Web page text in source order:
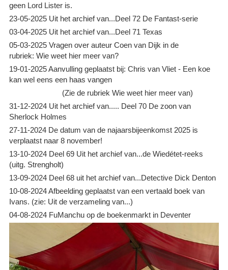
geen Lord Lister is.
23-05-2025 Uit het archief van...Deel 72 De Fantast-serie
03-04-2025 Uit het archief van...Deel 71 Texas
05-03-2025 Vragen over auteur Coen van Dijk in de
rubriek: Wie weet hier meer van?
19-01-2025 Aanvulling geplaatst bij: Chris van Vliet - Een koe
kan wel eens een haas vangen
(Zie de rubriek Wie weet hier meer van)
31-12-2024 Uit het archief van..... Deel 70 De zoon van
Sherlock Holmes
27-11-2024 De datum van de najaarsbijeenkomst 2025 is
verplaatst naar 8 november!
13-10-2024 Deel 69 Uit het archief van...de Wiedétet-reeks
(uitg. Strengholt)
13-09-2024 Deel 68 uit het archief van...Detective Dick Denton
10-08-2024 Afbeelding geplaatst van een vertaald boek van
Ivans. (zie: Uit de verzameling van...)
04-08-2024 FuManchu op de boekenmarkt in Deventer